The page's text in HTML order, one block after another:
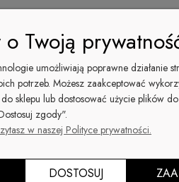
PŁATNOŚCI I DOSTAWA
Czas i koszty dostawy
o Twoją
umożliwiają poprawne działanie
potrzeb. Możesz zaakceptować
sklepu lub dostosować użycie plików
zgody".
w naszej Polityce prywatności.
DOSTOSUJ